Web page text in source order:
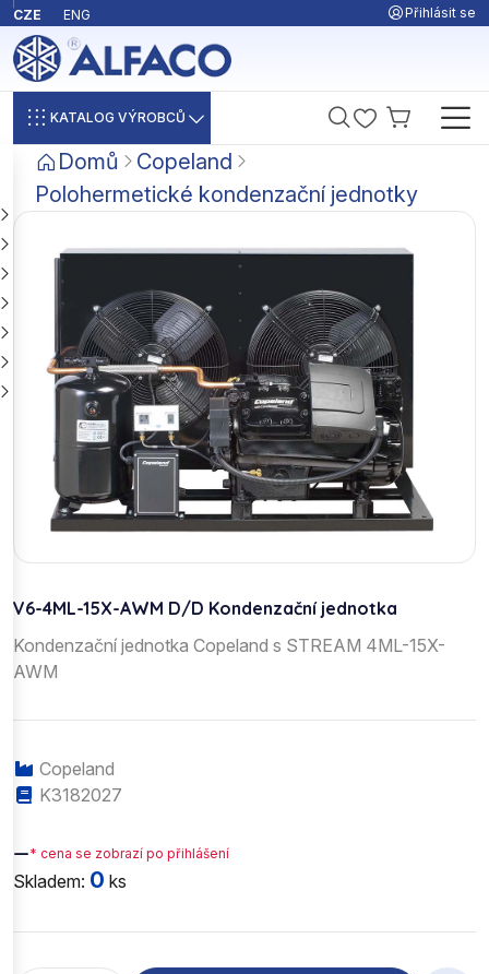
CZE ENG Přihlásit se
KATALOG VÝROBCŮ
Domů
Copeland
Polohermetické kondenzační jednotky
V6-4ML-15X-AWM D/D Kondenzační jednotka
Kondenzační jednotka Copeland s STREAM 4ML-15X-
AWM
Copeland
K3182027
—* cena se zobrazí po přihlášení
Skladem: 0 ks